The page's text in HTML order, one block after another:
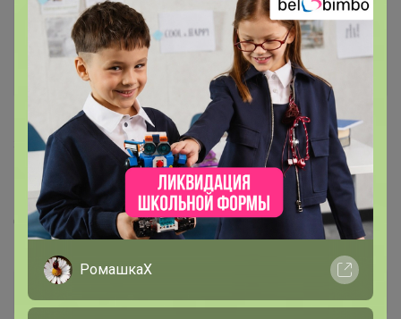
5.0 44.3K 1.9K 5
ВСЕ В НАЛИЧИИ Свечи, спреи, диффузоры,
парфюмированная косметика, ароматы для
стирки, для авто GOOSE CREEK, HYPNO CASA,
VOLUSPA. В НАЛИЧИИ!
Стоп 14 августа
Последнее:
Леныра, 07 августа 2026, 16:59
РомашкаХ